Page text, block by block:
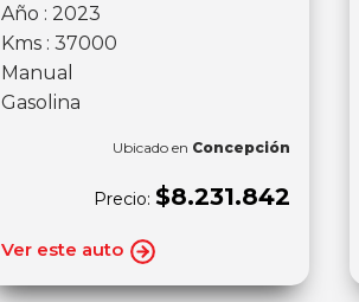
Año : 2023
Kms : 37000
Manual
Gasolina
Ubicado en Concepción
Precio: $8.231.842
Ver este auto